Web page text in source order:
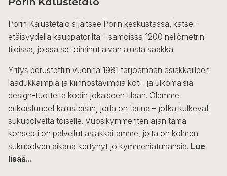
Porin Kalustetalo sijaitsee Porin keskustassa, katse-
etäisyydellä kauppatorilta – samoissa 1200 neliömetrin
tiloissa, joissa se toiminut aivan alusta saakka.
Yritys perustettiin vuonna 1981 tarjoamaan asiakkailleen
laadukkaimpia ja kiinnostavimpia koti- ja ulkomaisia
design-tuotteita kodin jokaiseen tilaan. Olemme
erikoistuneet kalusteisiin, joilla on tarina – jotka kulkevat
sukupolvelta toiselle. Vuosikymmenten ajan tämä
konsepti on palvellut asiakkaitamme, joita on kolmen
sukupolven aikana kertynyt jo kymmeniätuhansia. Lue
lisää...